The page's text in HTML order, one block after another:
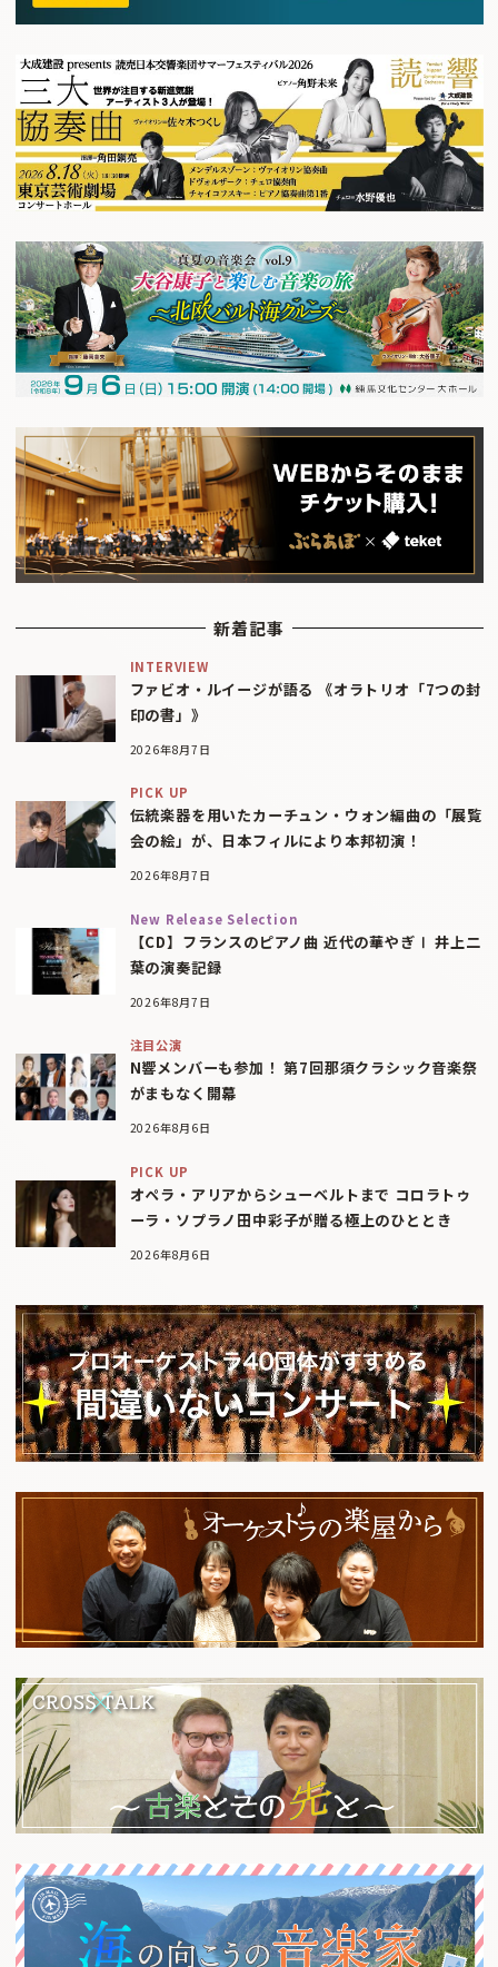
新着記事
INTERVIEW
ファビオ・ルイージが語る 《オラトリオ「7つの封
印の書」》
2026年8月7日
PICK UP
伝統楽器を用いたカーチュン・ウォン編曲の「展覧
会の絵」が、日本フィルにより本邦初演！
2026年8月7日
New Release Selection
【CD】フランスのピアノ曲 近代の華やぎⅠ 井上二
葉の演奏記録
2026年8月7日
注目公演
N響メンバーも参加！ 第7回那須クラシック音楽祭
がまもなく開幕
2026年8月6日
PICK UP
オペラ・アリアからシューベルトまで コロラトゥ
ーラ・ソプラノ田中彩子が贈る極上のひととき
2026年8月6日